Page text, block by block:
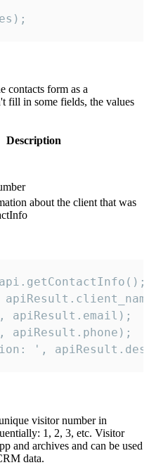
contacts form as a
fill in some fields, the values
Description
about the client that was
apiResult.email);
apiResult.phone);
',
visitor number in
1, 2, 3, etc. Visitor
and archives and can be used
data.